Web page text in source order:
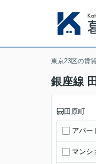
東京23区の賃
銀座線
田原町
アパー
マンシ